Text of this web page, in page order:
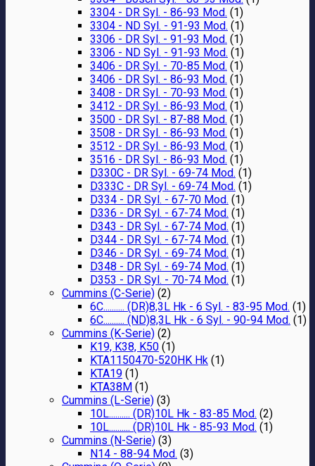
3304 - DR Syl. - 86-93 Mod. (1)
3304 - ND Syl. - 91-93 Mod. (1)
3306 - DR Syl. - 91-93 Mod. (1)
3306 - ND Syl. - 91-93 Mod. (1)
3406 - DR Syl. - 70-85 Mod. (1)
3406 - DR Syl. - 86-93 Mod. (1)
3408 - DR Syl. - 70-93 Mod. (1)
3412 - DR Syl. - 86-93 Mod. (1)
3500 - DR Syl. - 87-88 Mod. (1)
3508 - DR Syl. - 86-93 Mod. (1)
3512 - DR Syl. - 86-93 Mod. (1)
3516 - DR Syl. - 86-93 Mod. (1)
D330C - DR Syl. - 69-74 Mod. (1)
D333C - DR Syl. - 69-74 Mod. (1)
D334 - DR Syl. - 67-70 Mod. (1)
D336 - DR Syl. - 67-74 Mod. (1)
D343 - DR Syl. - 67-74 Mod. (1)
D344 - DR Syl. - 67-74 Mod. (1)
D346 - DR Syl. - 69-74 Mod. (1)
D348 - DR Syl. - 69-74 Mod. (1)
D353 - DR Syl. - 70-74 Mod. (1)
Cummins (C-Serie) (2)
6C.......... (DR)8,3L Hk - 6 Syl. - 83-95 Mod. (1)
6C.......... (ND)8,3L Hk - 6 Syl. - 90-94 Mod. (1)
Cummins (K-Serie) (2)
K19, K38, K50 (1)
KTA1150470-520HK Hk (1)
KTA19 (1)
KTA38M (1)
Cummins (L-Serie) (3)
10L.......... (DR)10L Hk - 83-85 Mod. (2)
10L.......... (DR)10L Hk - 85-93 Mod. (1)
Cummins (N-Serie) (3)
N14 - 88-94 Mod. (3)